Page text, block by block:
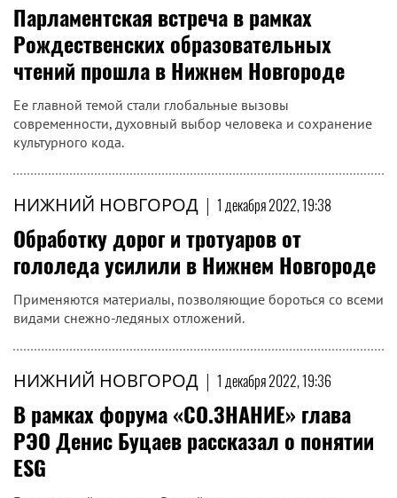
Парламентская встреча в рамках
Рождественских образовательных
чтений прошла в Нижнем Новгороде
Ее главной темой стали глобальные вызовы
современности, духовный выбор человека и сохранение
культурного кода.
НИЖНИЙ НОВГОРОД | 1 декабря 2022, 19:38
Обработку дорог и тротуаров от
гололеда усилили в Нижнем Новгороде
Применяются материалы, позволяющие бороться со всеми
видами снежно-ледяных отложений.
НИЖНИЙ НОВГОРОД | 1 декабря 2022, 19:36
В рамках форума «СО.ЗНАНИЕ» глава
РЭО Денис Буцаев рассказал о понятии
ESG